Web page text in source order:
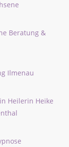
Beratung &
Ilmenau
Heilerin Heike